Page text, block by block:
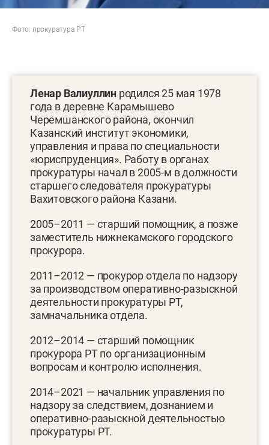
Фото: прокуратура РТ
Ленар Валиуллин родился 25 мая 1978
года в деревне Карамышево
Черемшанского района, окончил
Казанский институт экономики,
управления и права по специальности
«юриспруденция». Работу в органах
прокуратуры начал в 2005-м в должности
старшего следователя прокуратуры
Вахитовского района Казани.
2005–2011 — старший помощник, а позже
заместитель нижнекамского городского
прокурора.
2011–2012 — прокурор отдела по надзору
за производством оперативно-разыскной
деятельности прокуратуры РТ,
замначальника отдела.
2012–2014 — старший помощник
прокурора РТ по организационным
вопросам и контролю исполнения.
2014–2021 — начальник управления по
надзору за следствием, дознанием и
оперативно-разыскной деятельностью
прокуратуры РТ.